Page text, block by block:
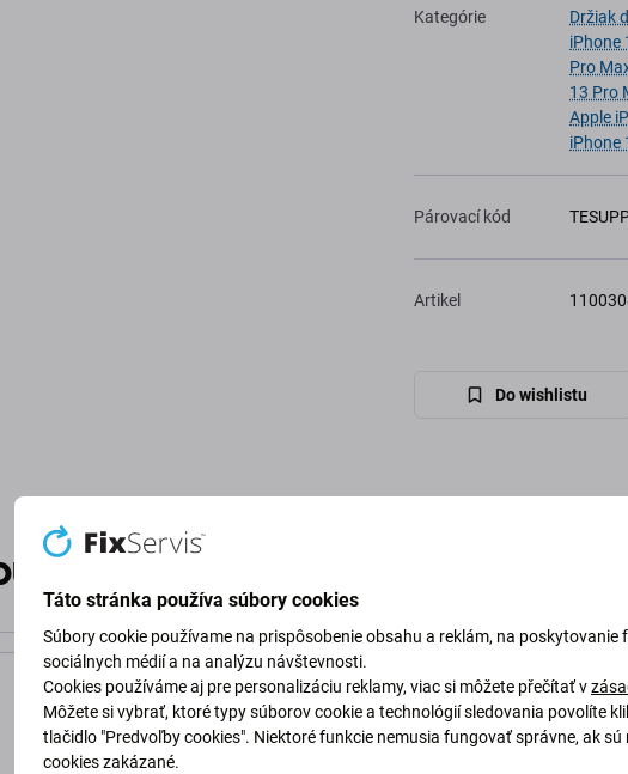
Kategórie Držiak
iPhone
Pro
13 Pro
Apple
iPhone
Párovací kód
Artikel
Do wishlistu
Táto stránka používa súbory cookies
Súbory cookie používame na prispôsobenie obsahu a reklám, na poskytovanie
sociálnych médií a na analýzu návštevnosti.
Cookies používáme aj pre personalizáciu reklamy, viac si môžete přečítať v
Môžete si vybrať, ktoré typy súborov cookie a technológií sledovania povolíte
tlačidlo "Predvoľby cookies". Niektoré funkcie nemusia fungovať správne, ak sú
cookies zakázané.